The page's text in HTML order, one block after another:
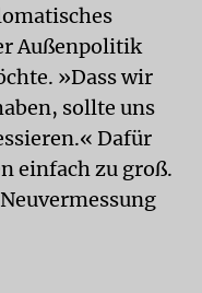
Außenpolitik
»Dass wir
sollte uns
Dafür
einfach zu groß.